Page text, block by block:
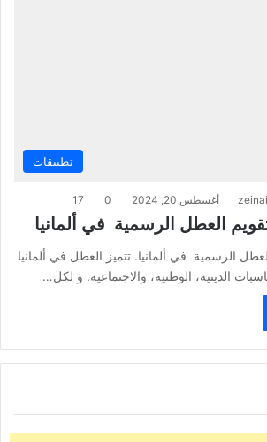
تطبيقات
أغسطس 20, 2024 0
17
العطل الرسمية في ألمانيا
الرسمية في ألمانيا. تتميز العطل في ألمانيا
الدينية، الوطنية، والاجتماعية. و لكل…